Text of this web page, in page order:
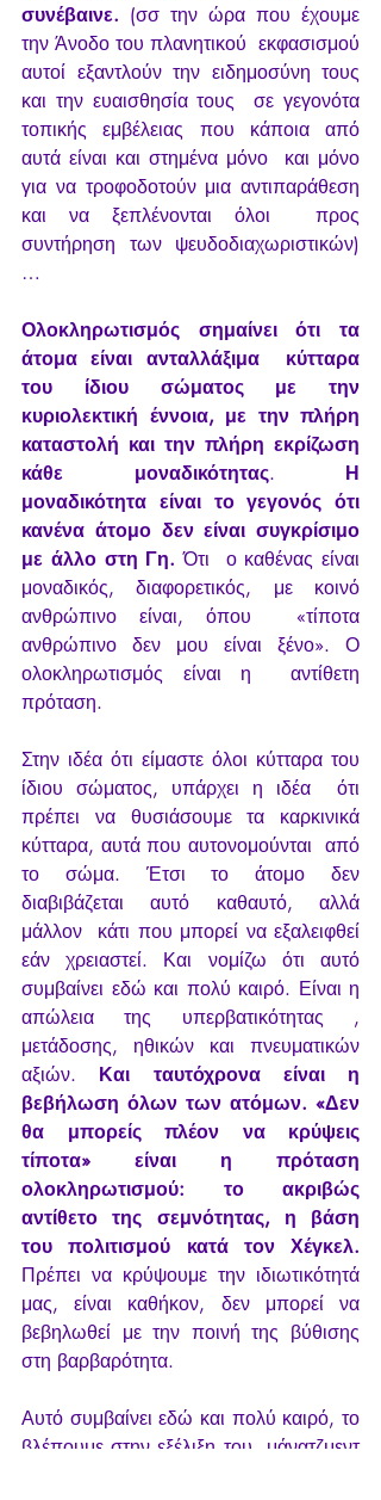
συνέβαινε. (σσ την ώρα που έχουμε
την Άνοδο του πλανητικού  εκφασισμού
αυτοί εξαντλούν την ειδημοσύνη τους
και την ευαισθησία τους  σε γεγονότα
τοπικής εμβέλειας που κάποια από
αυτά είναι και στημένα μόνο  και μόνο
για να τροφοδοτούν μια αντιπαράθεση
και να ξεπλένονται όλοι  προς
συντήρηση των ψευδοδιαχωριστικών)
…
Ολοκληρωτισμός σημαίνει ότι τα
άτομα είναι ανταλλάξιμα  κύτταρα
του ίδιου σώματος με την
κυριολεκτική έννοια, με την πλήρη
καταστολή και την πλήρη εκρίζωση
κάθε μοναδικότητας. Η
μοναδικότητα είναι το γεγονός ότι
κανένα άτομο δεν είναι συγκρίσιμο
με άλλο στη Γη. Ότι  ο καθένας είναι
μοναδικός, διαφορετικός, με κοινό
ανθρώπινο είναι, όπου  «τίποτα
ανθρώπινο δεν μου είναι ξένο». Ο
ολοκληρωτισμός είναι η  αντίθετη
πρόταση.
Στην ιδέα ότι είμαστε όλοι κύτταρα του
ίδιου σώματος, υπάρχει η ιδέα  ότι
πρέπει να θυσιάσουμε τα καρκινικά
κύτταρα, αυτά που αυτονομούνται  από
το σώμα. Έτσι το άτομο δεν
διαβιβάζεται αυτό καθαυτό, αλλά
μάλλον  κάτι που μπορεί να εξαλειφθεί
εάν χρειαστεί. Και νομίζω ότι αυτό
συμβαίνει εδώ και πολύ καιρό. Είναι η
απώλεια της υπερβατικότητας ,
μετάδοσης, ηθικών και πνευματικών
αξιών. Και ταυτόχρονα είναι η
βεβήλωση όλων των ατόμων. «Δεν
θα μπορείς πλέον να κρύψεις
τίποτα» είναι η πρόταση
ολοκληρωτισμού: το ακριβώς
αντίθετο της σεμνότητας, η βάση
του πολιτισμού κατά τον Χέγκελ.
Πρέπει να κρύψουμε την ιδιωτικότητά
μας, είναι καθήκον, δεν μπορεί να
βεβηλωθεί με την ποινή της βύθισης
στη βαρβαρότητα.
Αυτό συμβαίνει εδώ και πολύ καιρό, το
βλέπουμε στην εξέλιξη του  μάνατζμεντ